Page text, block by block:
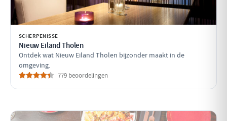
SCHERPENISSE
Nieuw Eiland Tholen
Ontdek wat Nieuw Eiland Tholen bijzonder maakt in de
omgeving.
779 beoordelingen